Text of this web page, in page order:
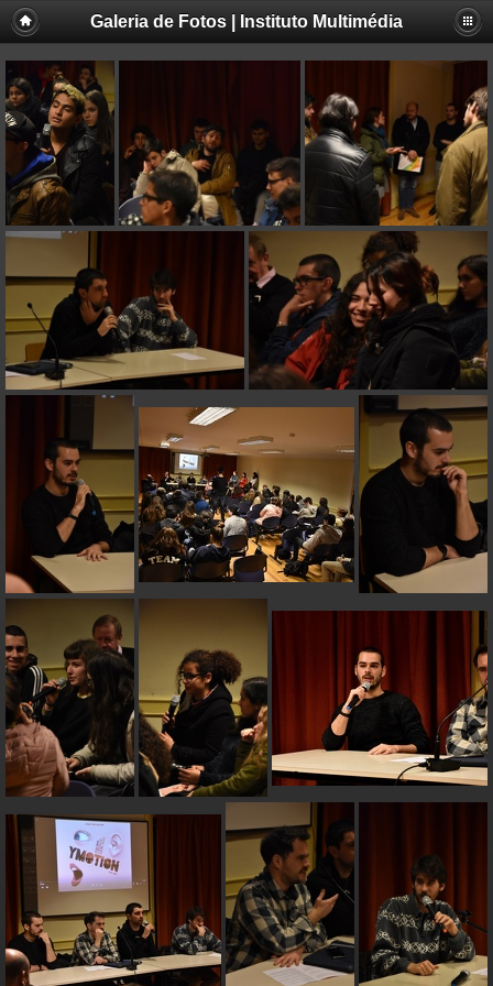
Galeria de Fotos | Instituto Multimédia